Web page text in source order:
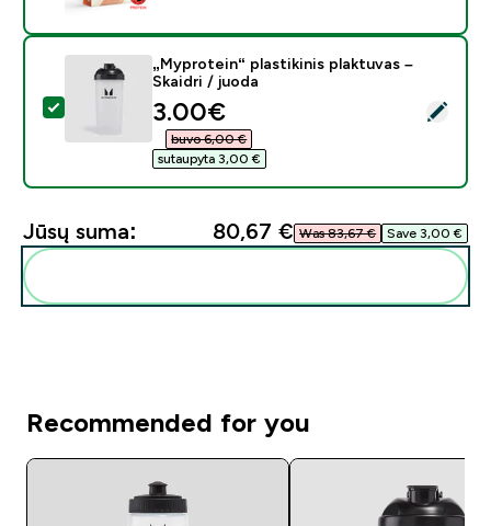
Pasirinkti šį produktą - „Myprotein“ plastikinis
„Myprotein“ plastikinis plaktuvas –
Skaidri / juoda
discounted price
3.00€‎
buvo 6,00 €‎
sutaupyta 3,00 €‎
Jūsų suma: 80,67 €‎ Was 83,67 €‎ Save 3,00 €‎
Recommended for you